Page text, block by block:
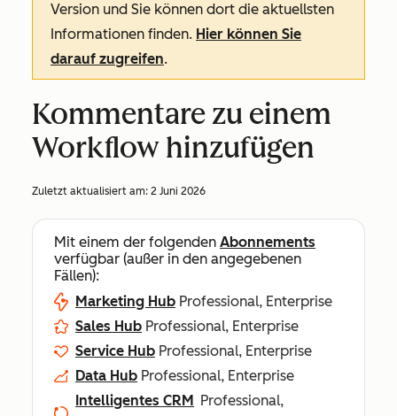
Version und Sie können dort die aktuellsten
Informationen finden. Hier können Sie
darauf zugreifen.
Kommentare zu einem
Workflow hinzufügen
Zuletzt aktualisiert am: 2 Juni 2026
Mit einem der folgenden Abonnements
verfügbar (außer in den angegebenen
Fällen):
Marketing Hub Professional, Enterprise
Sales Hub Professional, Enterprise
Service Hub Professional, Enterprise
Data Hub Professional, Enterprise
Intelligentes CRM Professional,